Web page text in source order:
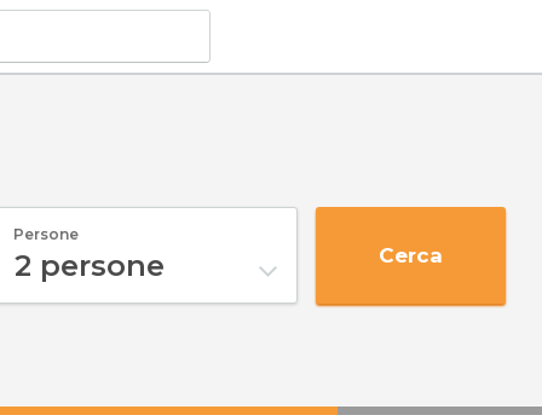
Persone
2 persone Cerca